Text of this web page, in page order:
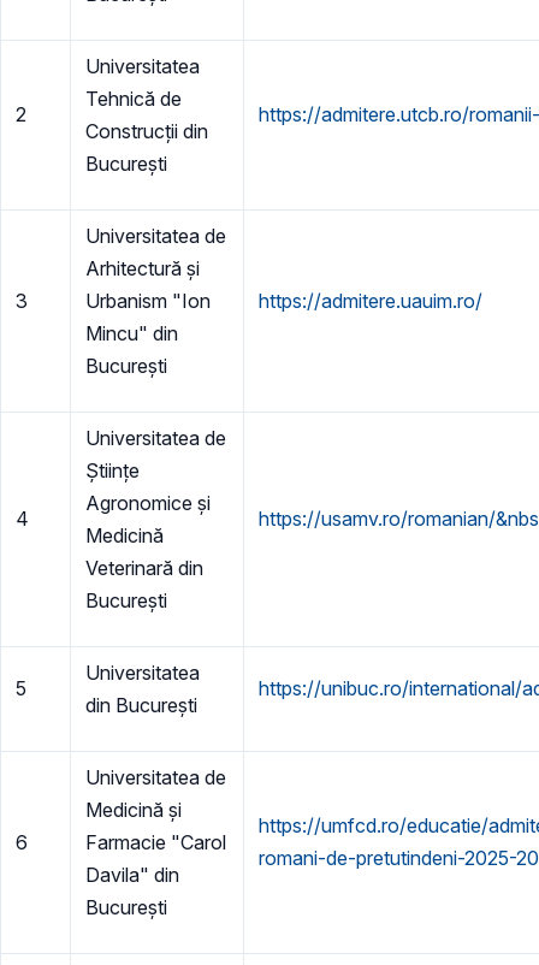
2
Universitatea
Tehnică de
Construcții din
București
https://admitere.utcb.ro/
3
Universitatea de
Arhitectură și
Urbanism "Ion
Mincu" din
București
https://admitere.uauim.ro/
4
Universitatea de
Științe
Agronomice și
Medicină
Veterinară din
București
https://usamv.ro/romanian/
5
Universitatea
din București
https://unibuc.ro/international/
6
Universitatea de
Medicină și
Farmacie "Carol
Davila" din
București
https://umfcd.ro/educatie/
romani-de-pretutindeni-2025-